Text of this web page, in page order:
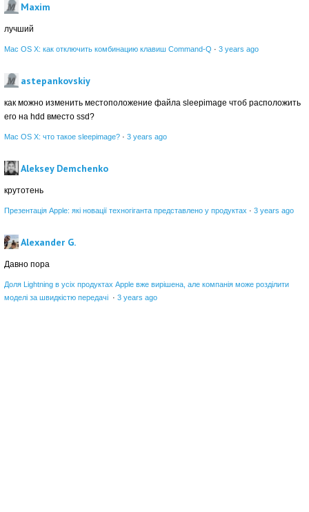
Maxim
лучший
Mac OS X: как отключить комбинацию клавиш Command-Q · 3 years ago
astepankovskiy
как можно изменить местоположение файла sleepimage чтоб расположить
его на hdd вместо ssd?
Mac OS X: что такое sleepimage? · 3 years ago
Aleksey Demchenko
крутотень
Презентація Apple: які новації техногіганта представлено у продуктах · 3 years ago
Alexander G.
Давно пора
Доля Lightning в усіх продуктах Apple вже вирішена, але компанія може розділити
моделі за швидкістю передачі · 3 years ago